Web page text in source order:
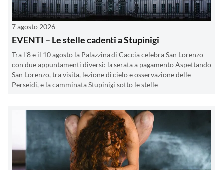
7 agosto 2026
EVENTI – Le stelle cadenti a Stupinigi
Tra l'8 e il 10 agosto la Palazzina di Caccia celebra San Lorenzo
con due appuntamenti diversi: la serata a pagamento Aspettando
San Lorenzo, tra visita, lezione di cielo e osservazione delle
Perseidi, e la camminata Stupinigi sotto le stelle